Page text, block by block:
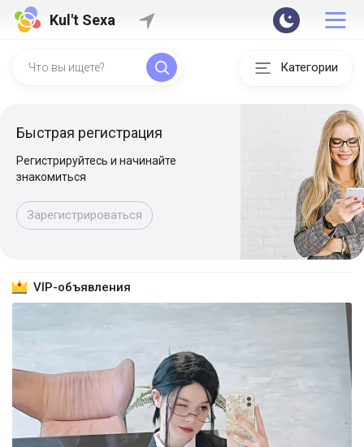
Kul't Sexa
Категории
Быстрая регистрация
Регистрируйтесь и начинайте
знакомиться
Зарегистрироваться
VIP-объявления